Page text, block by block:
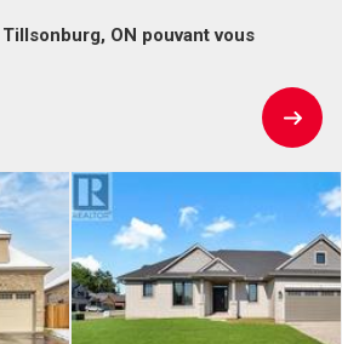
ON pouvant vous